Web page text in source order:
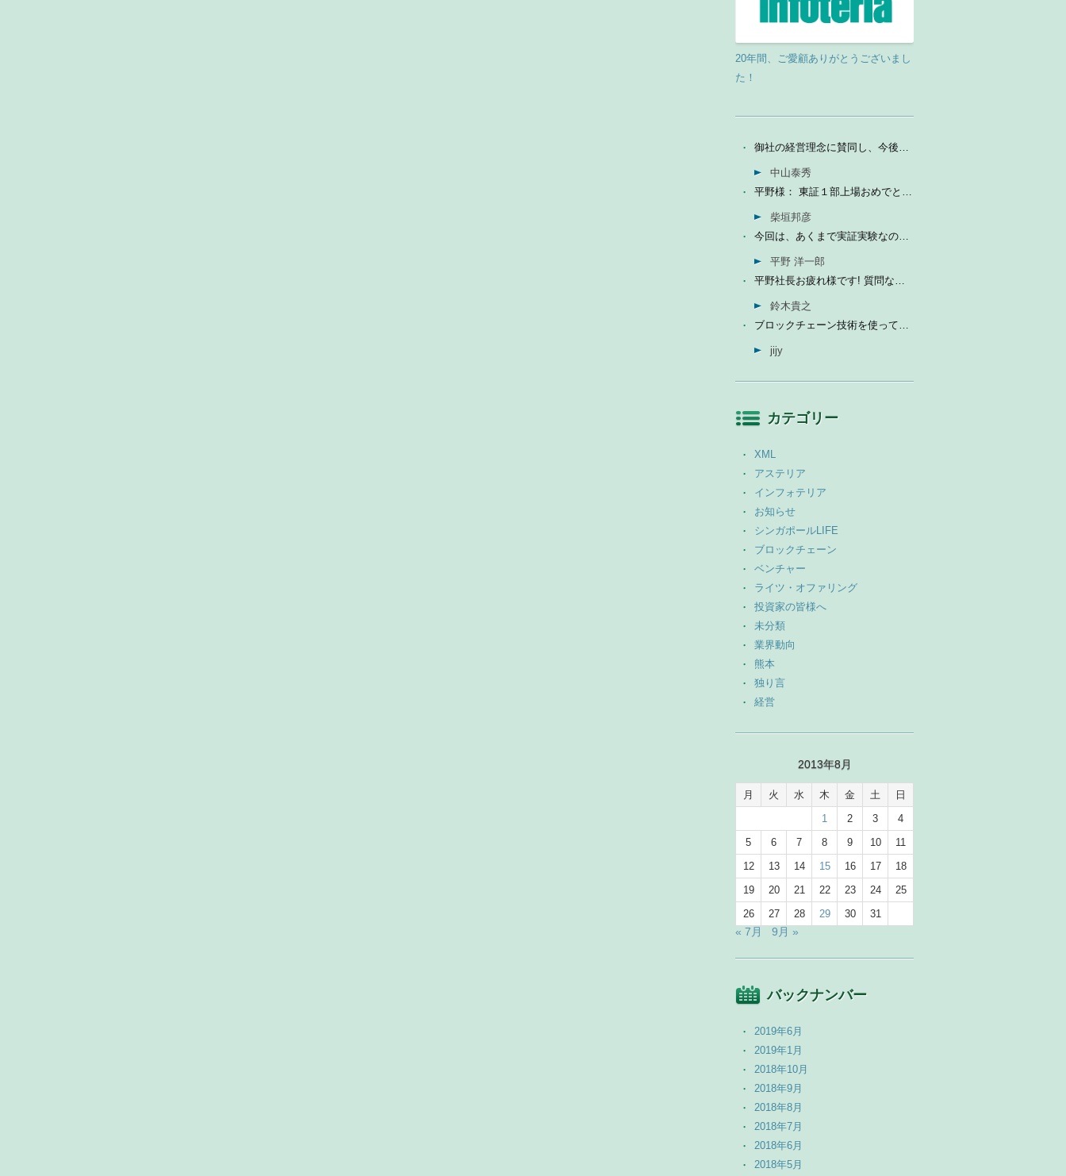
20年間、ご愛顧ありがとうございまし
た！
御社の経営理念に賛同し、今後の成長を期待して今日微量なが...
中山泰秀
平野様： 東証１部上場おめでとうございます。ひとえに平...
柴垣邦彦
今回は、あくまで実証実験なので、当社の売上に関しては未定...
平野 洋一郎
平野社長お疲れ様です! 質問なんですが、インフォテリアはソ...
鈴木貴之
ブロックチェーン技術を使って、現状それなりに触れる機会が...
jijy
カテゴリー
XML
アステリア
インフォテリア
お知らせ
シンガポールLIFE
ブロックチェーン
ベンチャー
ライツ・オファリング
投資家の皆様へ
未分類
業界動向
熊本
独り言
経営
2013年8月
月 火 水 木 金 土
日
1
2 3
4
5
6 7 8 9 10
11
12
13 14 15 16 17
18
19
20 21 22 23 24
25
26
27 28 29 30 31
« 7月 9月 »
バックナンバー
2019年6月
2019年1月
2018年10月
2018年9月
2018年8月
2018年7月
2018年6月
2018年5月